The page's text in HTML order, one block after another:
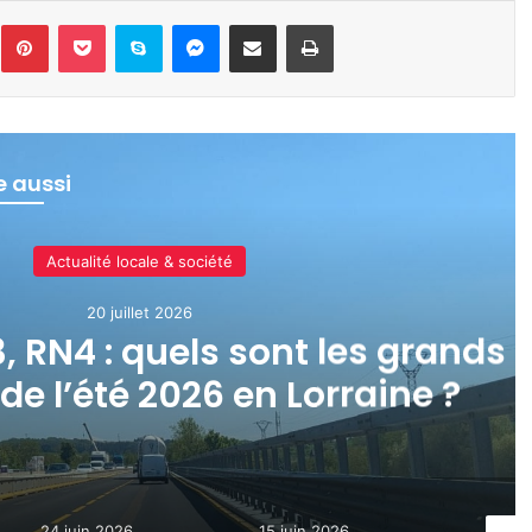
PinterestPocket Skype Messenger
Partager par e-mail Imprimer
aussi
Actualité locale
24 juin
Moselle : la réparation
évite un « scénario